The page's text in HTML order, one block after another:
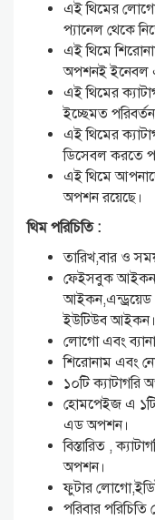
এই থিমের
প্যানেল থেকে
এই থিমে
অপশনই ইনেবল
এই থিমের
ইচ্ছেমত
এই থিমের
ডিসেবল করতে
এই থিমে
অপশন রয়েছে।
থিম পরিচিতি :
তারিখ,বার ও
ফেইসবুক
ইউটিউব আইকন।
লোগো এবং
শিরোনাম এবং
১০টি ক্যাটাগরি
হোমপেইজ এ
এড অপশন।
বিস্তারিত ,
অপশন।
ফুটার
পরিবার